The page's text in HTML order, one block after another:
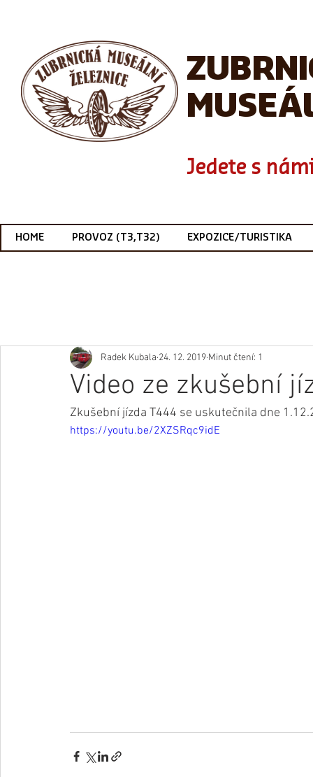
Jedete s
HOME PROVOZ (T3,T32) EXPOZICE/TURISTIKA
Video ze zkušební
Radek Kubala 24. 12. 2019 Minut čtení: 1
Zkušební jízda T444 se uskutečnila dne
https://youtu.be/2XZSRqc9idE